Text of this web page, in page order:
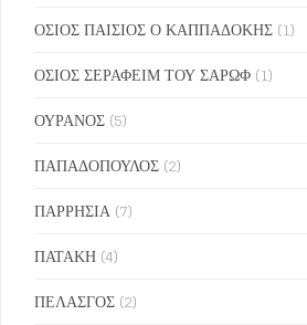
ΟΣΙΟΣ ΠΑΙΣΙΟΣ Ο ΚΑΠΠΑΔΟΚΗΣ (1)
ΟΣΙΟΣ ΣΕΡΑΦΕΙΜ ΤΟΥ ΣΑΡΩΦ (1)
ΟΥΡΑΝΟΣ (5)
ΠΑΠΑΔΟΠΟΥΛΟΣ (2)
ΠΑΡΡΗΣΙΑ (7)
ΠΑΤΑΚΗ (4)
ΠΕΛΑΣΓΟΣ (2)